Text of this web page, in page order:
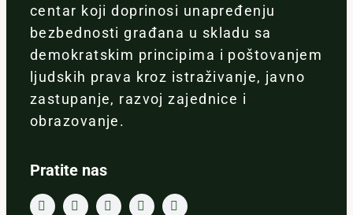
centar koji doprinosi unapređenju
bezbednosti građana u skladu sa
demokratskim principima i poštovanjem
ljudskih prava kroz istraživanje, javno
zastupanje, razvoj zajednice i
obrazovanje.
Pratite nas